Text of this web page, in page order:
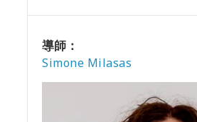
導師：
Simone Milasas